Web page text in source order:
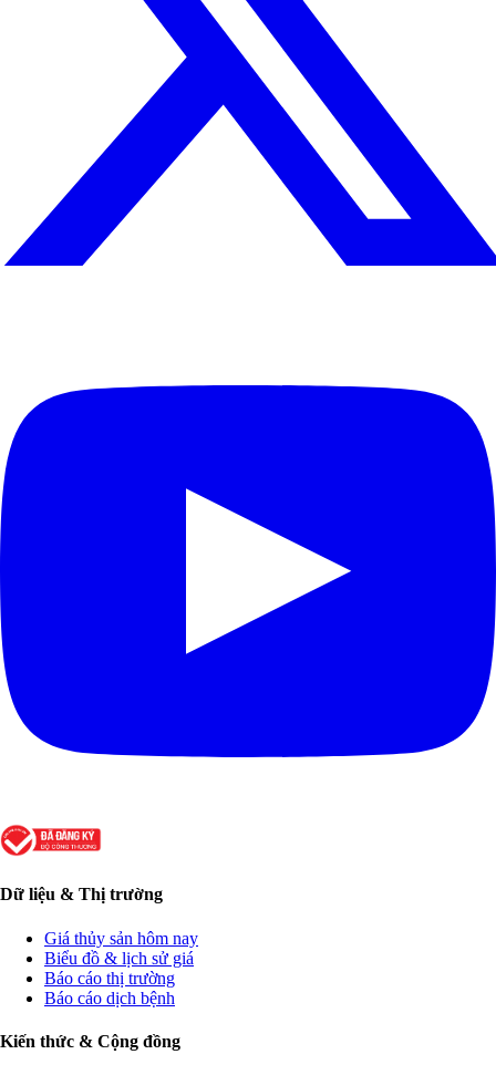
Dữ liệu & Thị trường
Giá thủy sản hôm nay
Biểu đồ & lịch sử giá
Báo cáo thị trường
Báo cáo dịch bệnh
Kiến thức & Cộng đồng